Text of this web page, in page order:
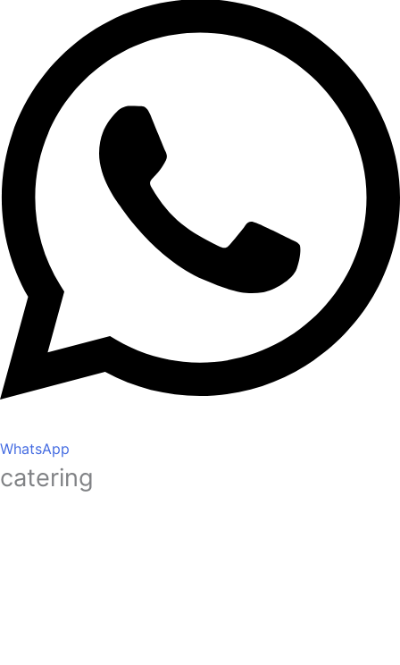
WhatsApp
catering